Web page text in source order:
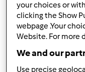
Dom, 01/11/2015 -
your choices or
clicking the Show
webpage .Your
Website. For more
We and our
Use precise